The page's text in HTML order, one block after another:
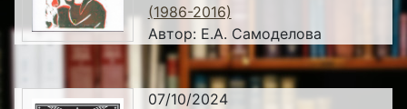
(1986-2016)
Автор: Е.А. Самоделова
07/10/2024